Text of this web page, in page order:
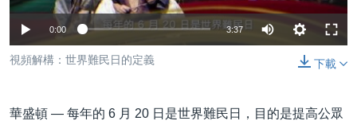
到
索
國際
0:00 3:37
下載
視頻解構：世界難民日的定義
華盛頓 — 每年的 6 月 20 日是世界難民日，目的是提高公眾